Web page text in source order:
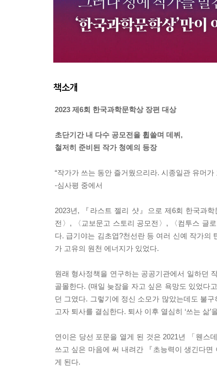
책소개
2023 제6회 한국과학문학상 장편 대상
초단기간 내 다수 공모전을 휩쓸며 데뷔,
철저히 준비된 작가 청예의 등장
“작가가 쓰는 동안 즐거웠으리라. 시종일관 유머가
-심사평 중에서
2023년, 『라스트 젤리 샷』으로 제6회 한국과
전〉, 〈교보문고 스토리 공모전〉, 〈컴투스 글
다. 급기야는 김초엽?천선란 등 여러 신예 작가의
가 고유의 원천 에너지가 있었다.
원래 형사정책을 연구하는 공공기관에서 일하던
골몰한다. (매일 늦잠을 자고 싶은 욕망도 있었다
던 그였다. 그렇기에 정신 소모가 많았는데도 불
고자 퇴사를 결심한다. 퇴사 이후 열심히 ‘쓰는 삶
연이은 당선 포문을 열게 된 것은 2021년 「웬스
쓰고 싶은 마음에 써 내려간 『초능력이 생긴다
게 된다.